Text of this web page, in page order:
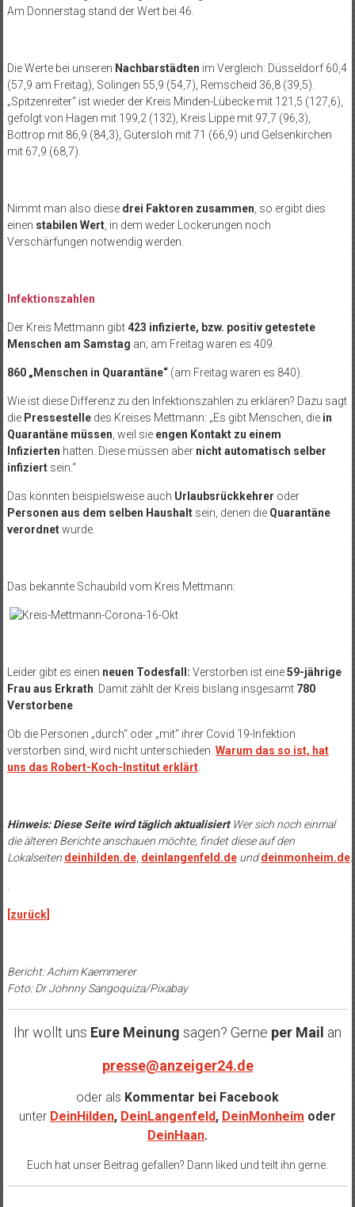
Am Donnerstag stand der Wert bei 46.
Die Werte bei unseren Nachbarstädten im Vergleich: Düsseldorf 60,4
(57,9 am Freitag), Solingen 55,9 (54,7), Remscheid 36,8 (39,5).
„Spitzenreiter“ ist wieder der Kreis Minden-Lübecke mit 121,5 (127,6),
gefolgt von Hagen mit 199,2 (132), Kreis Lippe mit 97,7 (96,3),
Bottrop mit 86,9 (84,3), Gütersloh mit 71 (66,9) und Gelsenkirchen
mit 67,9 (68,7).
Nimmt man also diese drei Faktoren zusammen , so ergibt dies
einen stabilen Wert, in dem weder Lockerungen noch
Verschärfungen notwendig werden.
Infektionszahlen
Der Kreis Mettmann gibt423 infizierte, bzw. positiv getestete
Menschen am Samstag an; am Freitag waren es 409.
860 „Menschen in Quarantäne“ (am Freitag waren es 840).
Wie ist diese Differenz zu den Infektionszahlen zu erklären? Dazu sagt
die Pressestelledes Kreises Mettmann: „Es gibt Menschen, die in
Quarantäne müssen , weil sie engen Kontakt zu einem
Infizierten hatten. Diese müssen aber nicht automatisch selber
infiziertsein.“
Das könnten beispielsweise auch Urlaubsrückkehrer oder
Personen aus dem selben Haushaltsein, denen die Quarantäne
verordnetwurde.
Das bekannte Schaubild vom Kreis Mettmann:
Leider gibt es einen neuen Todesfall: Verstorben ist eine59-jährige
Frau aus Erkrath. Damit zählt der Kreis bislang insgesamt 780
Verstorbene.
Ob die Personen „durch“ oder „mit“ ihrer Covid 19-Infektion
verstorben sind, wird nicht unterschieden. Warum das so ist, hat
uns das Robert-Koch-Institut erklärt.
Hinweis: Diese Seite wird täglich aktualisiert Wer sich noch einmal
die älteren Berichte anschauen möchte, findet diese auf den
Lokalseiten deinhilden.de, deinlangenfeld.deunddeinmonheim.de.
.
[zurück]
Bericht: Achim Kaemmerer
Foto: Dr Johnny Sangoquiza/Pixabay
Ihr wollt uns Eure Meinung sagen? Gerne per Mail an
presse@anzeiger24.de
oder als Kommentar bei Facebook
unter DeinHilden, DeinLangenfeld, DeinMonheim oder
DeinHaan.
Euch hat unser Beitrag gefallen? Dann liked und teilt ihn gerne.